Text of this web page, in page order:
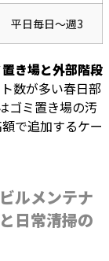
平日毎日〜週3
置き場と外部階段
数が多い春日部
ゴミ置き場の汚
で追加するケー
ルメンテナ
日常清掃の